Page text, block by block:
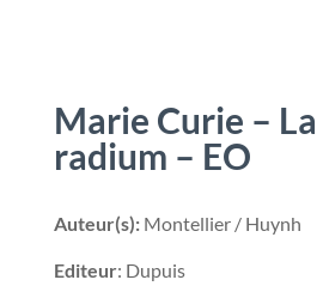
Marie Curie – La
radium – EO
Auteur(s):Montellier / Huynh
Editeur: Dupuis